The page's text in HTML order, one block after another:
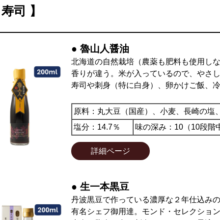
司 】
● 魯山人醤油
北海道の自然栽培（農薬も肥料も使用し
香りが違う。米が入っているので、やさ
寿司や刺身（特に白身）、卵かけご飯、
原料：丸大豆（国産）、小麦、長崎の塩
塩分：14.7％
味の深み：10（10段階
詳細ページ
● 生一本黒豆
丹波黒豆で作っている濃厚な２年仕込み
有名シェフ御用達。モンド・セレクショ